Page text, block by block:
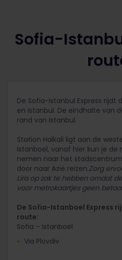
Sofia-
De Sofia-Istanbul Express rijdt
en Istanbul. De eindhalte van
rand van Istanbul.
Station Halkali ligt aan de
Istanboel, vanaf hier kun je
nemen naar het
door naar Azië reizen.Zorg
Lira op zak te hebben omdat
voor metrokaartjes geen
De Sofia-Istanboel Express
route:
Sofia – Istanboel
Via Plovdiv